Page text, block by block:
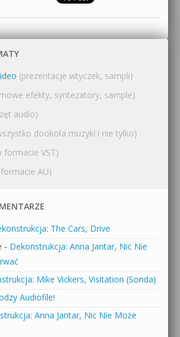
(prezentacje wtyczek, sampli)
efekty, syntezatory, sample)
audio)
dookoła muzyki i nie tylko)
formacie VST)
AU)
The Cars, Drive
- Dekonstrukcja: Anna Jantar, Nic Nie
Mike Vickers, Visitation (Sonda)
Audiofile!
Anna Jantar, Nic Nie Może